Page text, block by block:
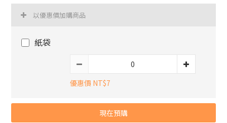
以優惠價加購商品
紙袋
優惠價 NT$7
現在預購